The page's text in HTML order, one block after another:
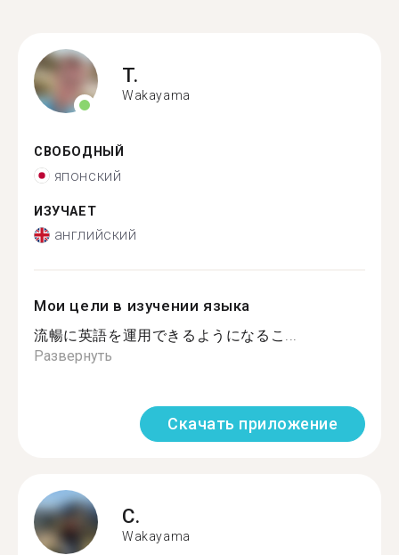
T.
Wakayama
СВОБОДНЫЙ
японский
ИЗУЧАЕТ
английский
Мои цели в изучении языка
流暢に英語を運用できるようになるこ...
Развернуть
Скачать приложение
C.
Wakayama